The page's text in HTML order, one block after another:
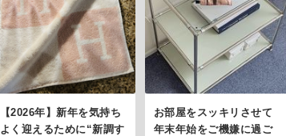
【2026年】新年を気持ち
よく迎えるために“新調す
お部屋をスッキリさせて
年末年始をご機嫌に過ご